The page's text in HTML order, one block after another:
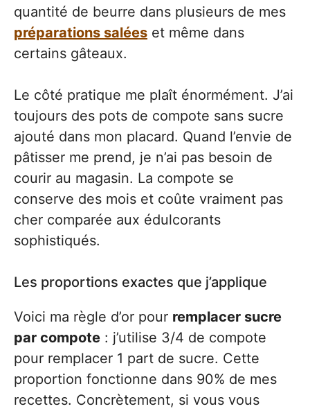
quantité de beurre dans plusieurs de mes
préparations salées et même dans
certains gâteaux.
Le côté pratique me plaît énormément. J’ai
toujours des pots de compote sans sucre
ajouté dans mon placard. Quand l’envie de
pâtisser me prend, je n’ai pas besoin de
courir au magasin. La compote se
conserve des mois et coûte vraiment pas
cher comparée aux édulcorants
sophistiqués.
Les proportions exactes que j’applique
Voici ma règle d’or pour remplacer sucre
par compote : j’utilise 3/4 de compote
pour remplacer 1 part de sucre. Cette
proportion fonctionne dans 90% de mes
recettes. Concrètement, si vous vous